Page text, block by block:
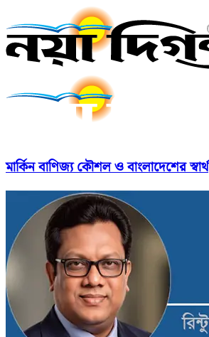
মার্কিন বাণিজ্য কৌশল ও বাংলাদেশের স্বার্থ